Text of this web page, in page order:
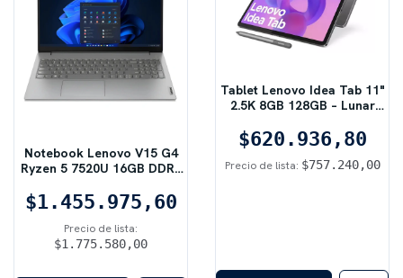
Notebook Lenovo V15 G4
Ryzen 5 7520U 16GB DDR5
$1.455.975,60
Precio de lista:
$1.775.580,00
Tablet Lenovo Idea Tab 11"
2.5K 8GB 128GB – Lunar
$620.936,80
Precio de lista: $757.240,00